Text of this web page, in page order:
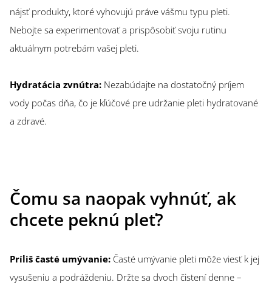
nájsť produkty, ktoré vyhovujú práve vášmu typu pleti.
Nebojte sa experimentovať a prispôsobiť svoju rutinu
aktuálnym potrebám vašej pleti.
Hydratácia zvnútra: Nezabúdajte na dostatočný príjem
vody počas dňa, čo je kľúčové pre udržanie pleti hydratované
a zdravé.
Čomu sa naopak vyhnúť, ak
chcete peknú pleť?
Príliš časté umývanie: Časté umývanie pleti môže viesť k jej
vysušeniu a podráždeniu. Držte sa dvoch čistení denne –